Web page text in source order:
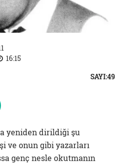
16:15
SAYI:49
yeniden dirildiği şu
ve onun gibi yazarları
genç nesle okutmanın